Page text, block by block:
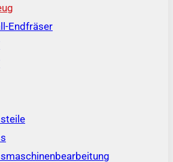
Endfräser